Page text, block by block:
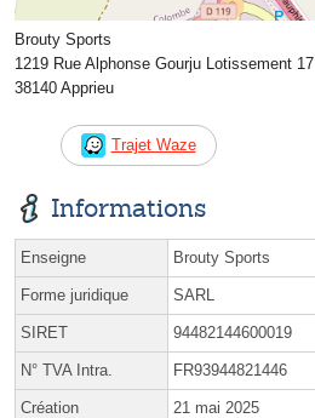
Brouty Sports
1219 Rue Alphonse Gourju Lotissement 17
38140 Apprieu
Trajet Waze
Informations
Enseigne Brouty Sports
Forme juridique SARL
SIRET 94482144600019
N° TVA Intra. FR93944821446
Création 21 mai 2025